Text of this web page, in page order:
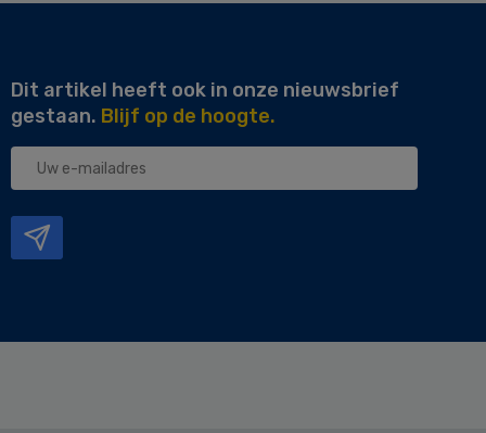
Dit artikel heeft ook in onze nieuwsbrief
gestaan. Blijf op de hoogte.
Uw